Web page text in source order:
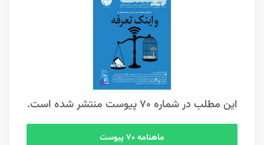
این مطلب در شماره ۷۰ پیوست منتشر شده است.
ماهنامه ۷۰ پیوست